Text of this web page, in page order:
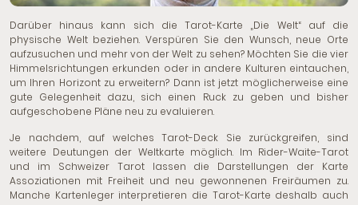
Darüber hinaus kann sich die Tarot-Karte „Die Welt“ auf die
physische Welt beziehen. Verspüren Sie den Wunsch, neue Orte
aufzusuchen und mehr von der Welt zu sehen? Möchten Sie die vier
Himmelsrichtungen erkunden oder in andere Kulturen eintauchen,
um Ihren Horizont zu erweitern? Dann ist jetzt möglicherweise eine
gute Gelegenheit dazu, sich einen Ruck zu geben und bisher
aufgeschobene Pläne neu zu evaluieren.
Je nachdem, auf welches Tarot-Deck Sie zurückgreifen, sind
weitere Deutungen der Weltkarte möglich. Im Rider-Waite-Tarot
und im Schweizer Tarot lassen die Darstellungen der Karte
Assoziationen mit Freiheit und neu gewonnenen Freiräumen zu.
Manche Kartenleger interpretieren die Tarot-Karte deshalb auch